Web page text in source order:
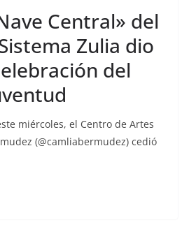
Central» del
Zulia dio
del
miércoles, el Centro de Artes
(@camliabermudez) cedió